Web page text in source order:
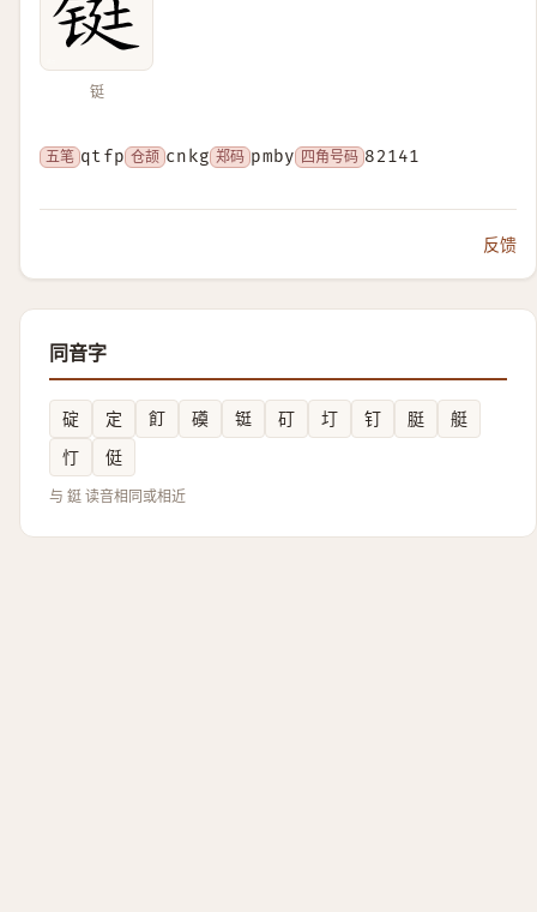
铤
五笔 qtfp 仓颉 cnkg 郑码 pmby 四角号码 82141
反馈
同音字
碇 定 飣 磸 铤 矴 圢 钉 脡
艇
忊
侹
与 鋌 读音相同或相近